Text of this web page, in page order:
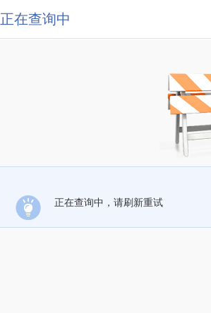
正在查询中
正在查询中，请刷新重试